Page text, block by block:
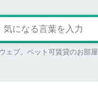
ブ。ペット可賃貸のお部